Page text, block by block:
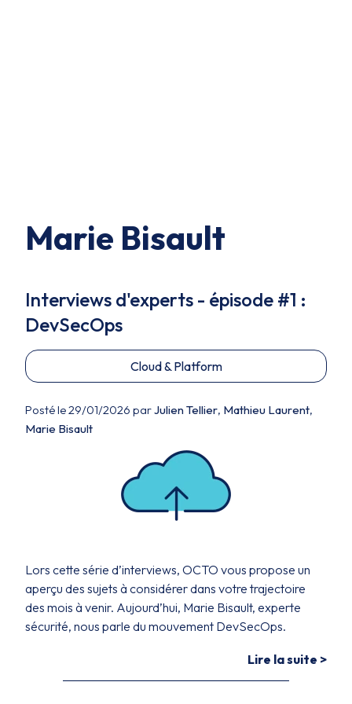
Marie Bisault
Interviews d'experts - épisode #1 :
DevSecOps
Cloud & Platform
Posté le 29/01/2026 parJulien Tellier, Mathieu Laurent,
Marie Bisault
Lors cette série d’interviews, OCTO vous propose un
aperçu des sujets à considérer dans votre trajectoire
des mois à venir. Aujourd’hui, Marie Bisault, experte
sécurité, nous parle du mouvement DevSecOps.
Lire la suite >